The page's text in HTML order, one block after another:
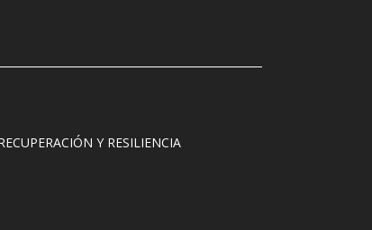
Y RESILIENCIA